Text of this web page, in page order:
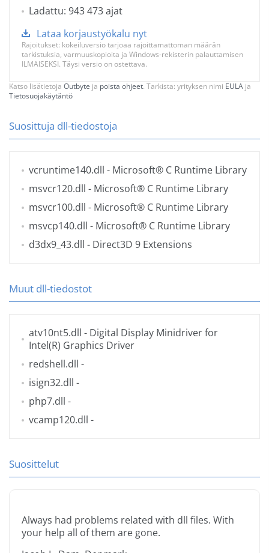
Ladattu: 943 473 ajat
Lataa korjaustyökalu nyt
Rajoitukset: kokeiluversio tarjoaa rajoittamattoman määrän
tarkistuksia, varmuuskopioita ja Windows-rekisterin palauttamisen
ILMAISEKSI. Täysi versio on ostettava.
Katso lisätietoja Outbyte ja poista ohjeet. Tarkista: yrityksen nimi EULA ja
Tietosuojakäytäntö
Suosittuja dll-tiedostoja
vcruntime140.dll - Microsoft® C Runtime Library
msvcr120.dll - Microsoft® C Runtime Library
msvcr100.dll - Microsoft® C Runtime Library
msvcp140.dll - Microsoft® C Runtime Library
d3dx9_43.dll - Direct3D 9 Extensions
Muut dll-tiedostot
atv10nt5.dll - Digital Display Minidriver for
Intel(R) Graphics Driver
redshell.dll -
isign32.dll -
php7.dll -
vcamp120.dll -
Suosittelut
Always had problems related with dll files. With
your help all of them are gone.